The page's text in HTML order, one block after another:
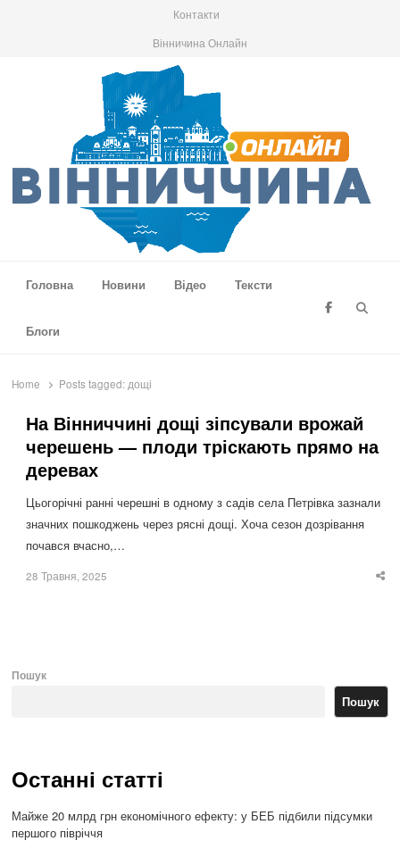
Контакти
Вінничина Онлайн
Головна
Новини Відео Тексти
Блоги
Home Posts tagged: дощі
На Вінниччині дощі зіпсували врожай
черешень — плоди тріскають прямо на
деревах
Цьогорічні ранні черешні в одному з садів села Петрівка зазнали
значних пошкоджень через рясні дощі. Хоча сезон дозрівання
почався вчасно,…
28 Травня, 2025
Пошук
Пошук
Останні статті
Майже 20 млрд грн економічного ефекту: у БЕБ підбили підсумки
першого півріччя